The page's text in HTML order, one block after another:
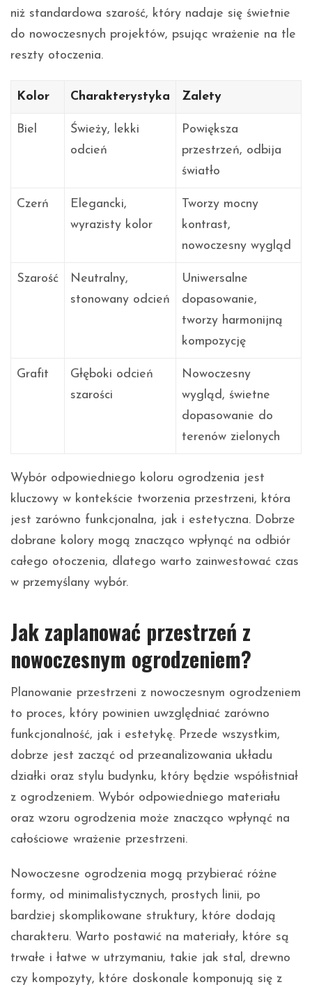
niż standardowa szarość, który nadaje się świetnie
do nowoczesnych projektów, psując wrażenie na tle
reszty otoczenia.
Kolor Charakterystyka Zalety
Biel
Świeży, lekki
odcień
Powiększa
przestrzeń, odbija
światło
Czerń
Elegancki,
wyrazisty kolor
Tworzy mocny
kontrast,
nowoczesny wygląd
Szarość
Neutralny,
stonowany odcień
Uniwersalne
dopasowanie,
tworzy harmonijną
kompozycję
Grafit
Głęboki odcień
szarości
Nowoczesny
wygląd, świetne
dopasowanie do
terenów zielonych
Wybór odpowiedniego koloru ogrodzenia jest
kluczowy w kontekście tworzenia przestrzeni, która
jest zarówno funkcjonalna, jak i estetyczna. Dobrze
dobrane kolory mogą znacząco wpłynąć na odbiór
całego otoczenia, dlatego warto zainwestować czas
w przemyślany wybór.
Jak zaplanować przestrzeń z
nowoczesnym ogrodzeniem?
Planowanie przestrzeni z nowoczesnym ogrodzeniem
to proces, który powinien uwzględniać zarówno
funkcjonalność, jak i estetykę. Przede wszystkim,
dobrze jest zacząć od przeanalizowania układu
działki oraz stylu budynku, który będzie współistniał
z ogrodzeniem. Wybór odpowiedniego materiału
oraz wzoru ogrodzenia może znacząco wpłynąć na
całościowe wrażenie przestrzeni.
Nowoczesne ogrodzenia mogą przybierać różne
formy, od minimalistycznych, prostych linii, po
bardziej skomplikowane struktury, które dodają
charakteru. Warto postawić na materiały, które są
trwałe i łatwe w utrzymaniu, takie jak stal, drewno
czy kompozyty, które doskonale komponują się z